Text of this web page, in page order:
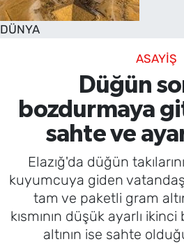
DÜNYA
ASAYİŞ
Düğün
bozdurmaya
sahte ve
Elazığ'da düğün
kuyumcuya giden
tam ve paketli gram
kısmının düşük ayarlı
altının ise sahte